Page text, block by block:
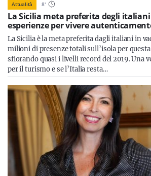
Attualità 8'
La Sicilia meta preferita degli
esperienze per vivere
La Sicilia è la meta preferita dagli italiani in
milioni di presenze totali sull’isola per
sfiorando quasi i livelli record del 2019. Una
per il turismo e se l’Italia resta…